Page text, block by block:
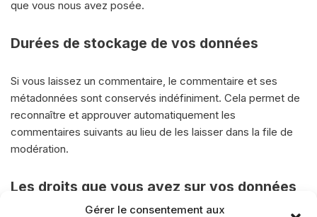
Gérer le consentement aux
que vous nous avez posée.
Durées de stockage de vos données
Si vous laissez un commentaire, le commentaire et ses
métadonnées sont conservés indéfiniment. Cela permet de
reconnaître et approuver automatiquement les
commentaires suivants au lieu de les laisser dans la file de
modération.
Les droits que vous avez sur vos données